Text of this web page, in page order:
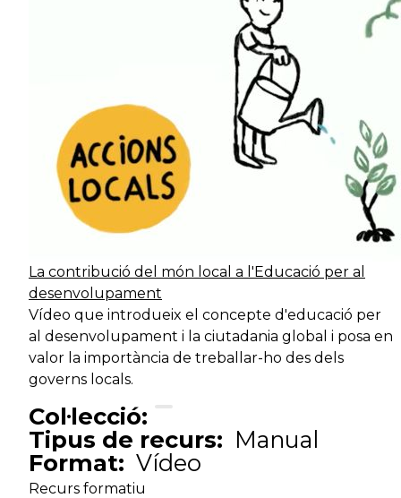
La contribució del món local a l'Educació per al
desenvolupament
Vídeo que introdueix el concepte d'educació per
al desenvolupament i la ciutadania global i posa en
valor la importància de treballar-ho des dels
governs locals.
Col·lecció:
Tipus de recurs: Manual
Format: Vídeo
Recurs formatiu